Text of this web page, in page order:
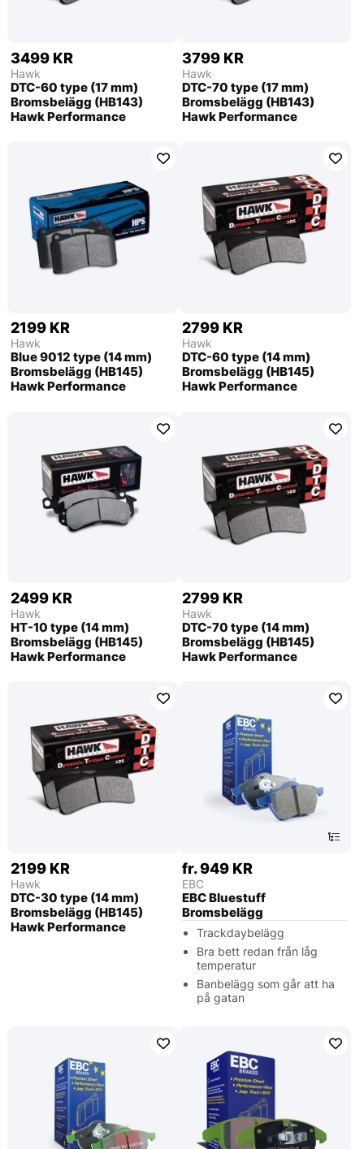
3499 KR
Hawk
DTC-60 type (17 mm)
Bromsbelägg (HB143)
Hawk Performance
3799 KR
Hawk
DTC-70 type (17 mm)
Bromsbelägg (HB143)
Hawk Performance
2199 KR
Hawk
Blue 9012 type (14 mm)
Bromsbelägg (HB145)
Hawk Performance
2799 KR
Hawk
DTC-60 type (14 mm)
Bromsbelägg (HB145)
Hawk Performance
2499 KR
Hawk
HT-10 type (14 mm)
Bromsbelägg (HB145)
Hawk Performance
2799 KR
Hawk
DTC-70 type (14 mm)
Bromsbelägg (HB145)
Hawk Performance
2199 KR
Hawk
DTC-30 type (14 mm)
Bromsbelägg (HB145)
Hawk Performance
fr. 949 KR
EBC
EBC Bluestuff
Bromsbelägg
Trackdaybelägg
Bra bett redan från låg
temperatur
Banbelägg som går att ha
på gatan